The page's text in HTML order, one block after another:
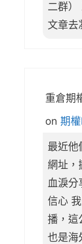
二群
文章去
重倉期
on 期
最近他
網址，
血淚分
信心
播，這
也是海